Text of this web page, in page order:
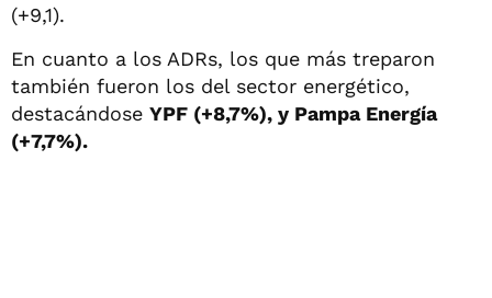
(+9,1).
En cuanto a los ADRs, los que más treparon
también fueron los del sector energético,
destacándose YPF (+8,7%), y Pampa Energía
(+7,7%).